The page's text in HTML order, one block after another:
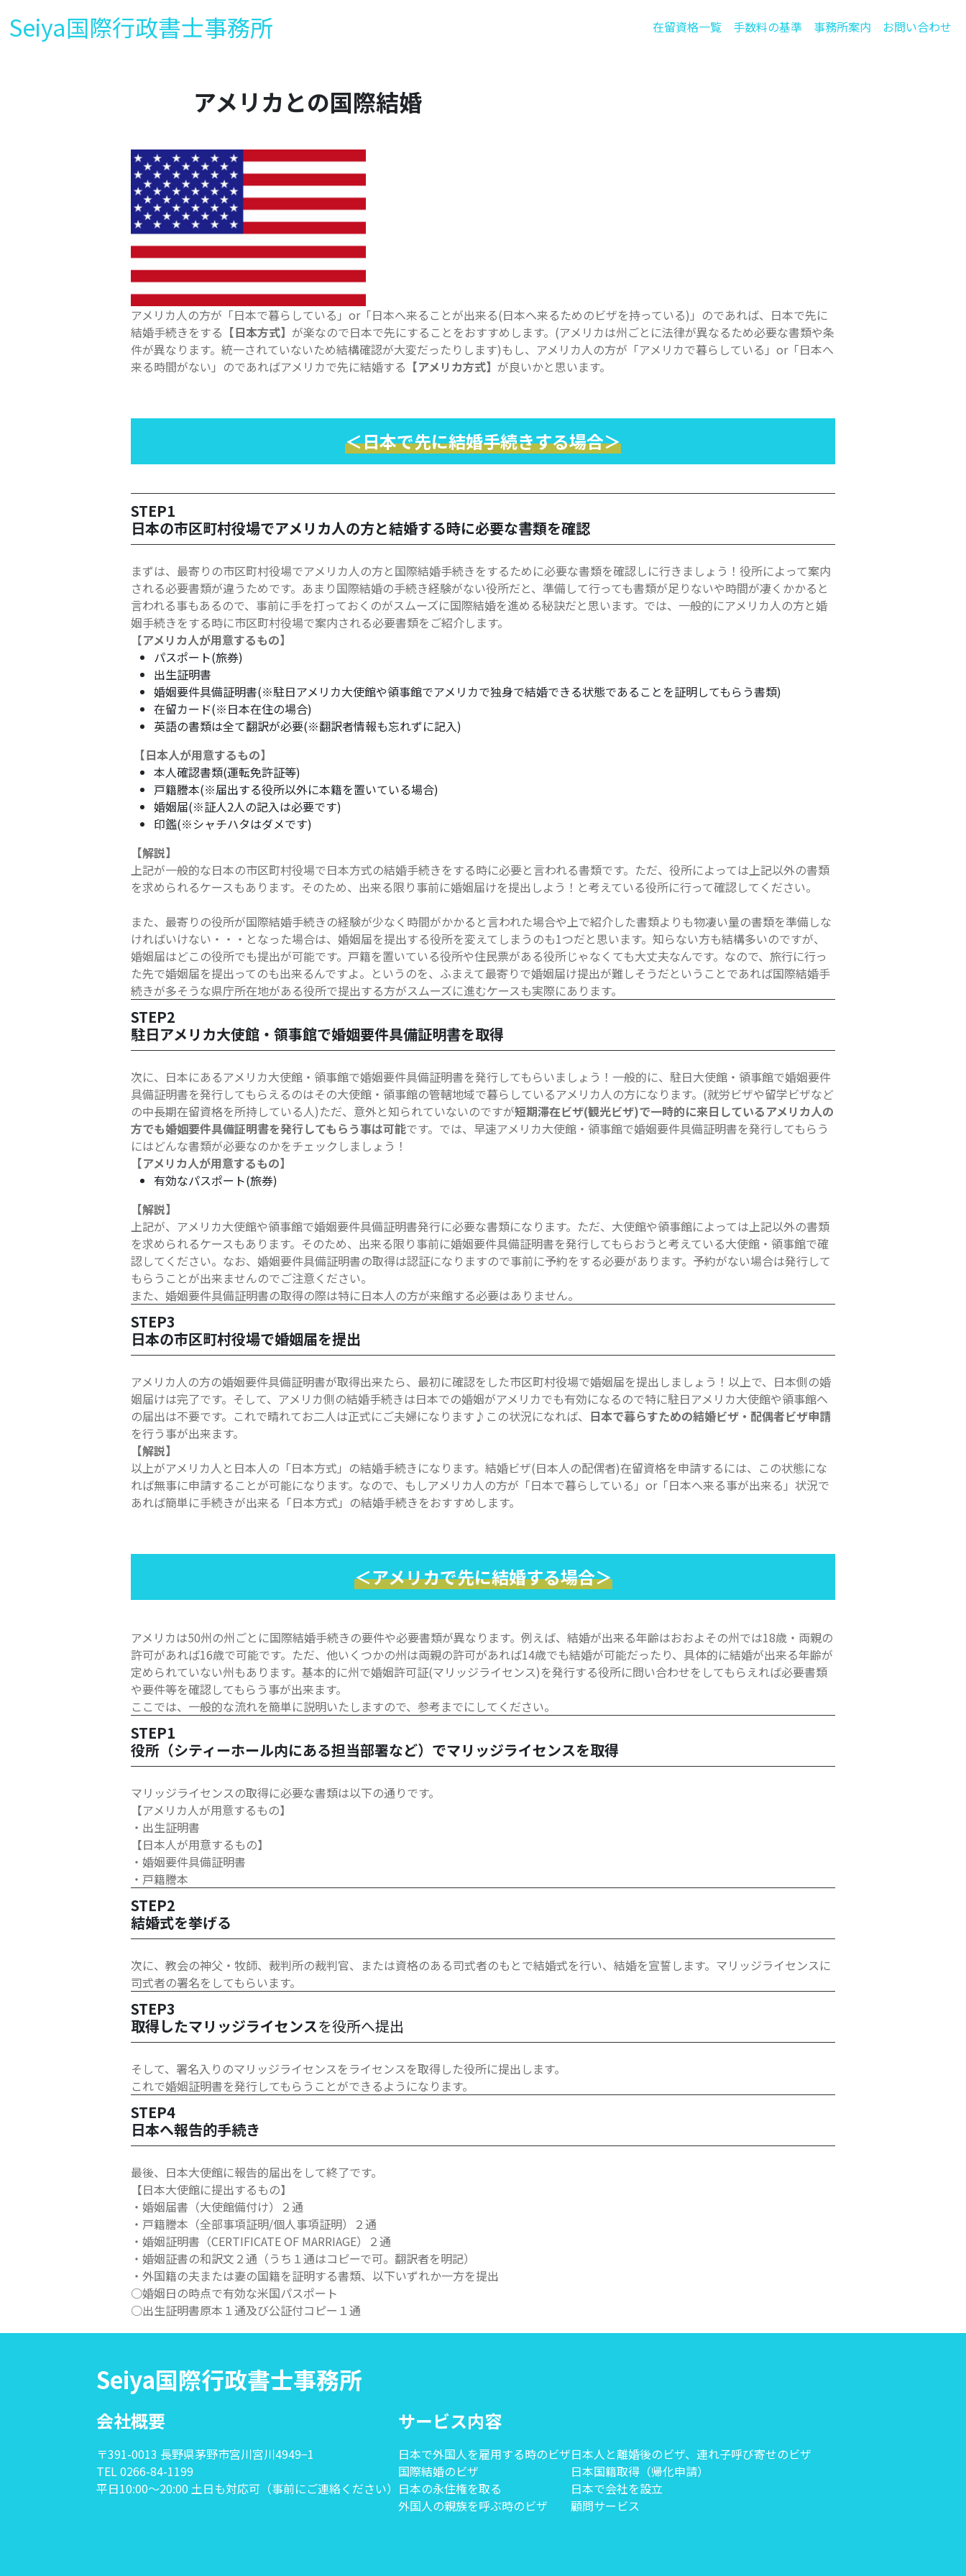
Seiya国際行政書士事務所 在留資格一覧 手数料の基準 事務所案内 お問い合わせ
アメリカとの国際結婚
アメリカ人の方が「日本で暮らしている」or「日本へ来ることが出来る(日本へ来るためのビザを持っている)」のであれば、日本で先に
結婚手続きをする 【日本方式】 が楽なので日本で先にすることをおすすめします。(アメリカは州ごとに法律が異なるため必要な書類や条
件が異なります。統一されていないため結構確認が大変だったりします)もし、アメリカ人の方が「アメリカで暮らしている」or「日本へ
来る時間がない」のであればアメリカで先に結婚する 【アメリカ方式】 が良いかと思います。
＜日本で先に結婚手続きする場合＞
STEP1
日本の市区町村役場でアメリカ人の方と結婚する時に必要な書類を確認
まずは、最寄りの市区町村役場でアメリカ人の方と国際結婚手続きをするために必要な書類を確認しに行きましょう！役所によって案内
される必要書類が違うためです。あまり国際結婚の手続き経験がない役所だと、準備して行っても書類が足りないや時間が凄くかかると
言われる事もあるので、事前に手を打っておくのがスムーズに国際結婚を進める秘訣だと思います。では、一般的にアメリカ人の方と婚
姻手続きをする時に市区町村役場で案内される必要書類をご紹介します。
【アメリカ人が用意するもの】
パスポート(旅券)
出生証明書
婚姻要件具備証明書(※駐日アメリカ大使館や領事館でアメリカで独身で結婚できる状態であることを証明してもらう書類)
在留カード(※日本在住の場合)
英語の書類は全て翻訳が必要(※翻訳者情報も忘れずに記入)
【日本人が用意するもの】
本人確認書類(運転免許証等)
戸籍謄本(※届出する役所以外に本籍を置いている場合)
婚姻届(※証人2人の記入は必要です)
印鑑(※シャチハタはダメです)
【解説】
上記が一般的な日本の市区町村役場で日本方式の結婚手続きをする時に必要と言われる書類です。ただ、役所によっては上記以外の書類
を求められるケースもあります。そのため、出来る限り事前に婚姻届けを提出しよう！と考えている役所に行って確認してください。
また、最寄りの役所が国際結婚手続きの経験が少なく時間がかかると言われた場合や上で紹介した書類よりも物凄い量の書類を準備しな
ければいけない・・・となった場合は、婚姻届を提出する役所を変えてしまうのも1つだと思います。知らない方も結構多いのですが、
婚姻届はどこの役所でも提出が可能です。戸籍を置いている役所や住民票がある役所じゃなくても大丈夫なんです。なので、旅行に行っ
た先で婚姻届を提出ってのも出来るんですよ。というのを、ふまえて最寄りで婚姻届け提出が難しそうだということであれば国際結婚手
続きが多そうな県庁所在地がある役所で提出する方がスムーズに進むケースも実際にあります。
STEP2
駐日アメリカ大使館・領事館で婚姻要件具備証明書を取得
次に、日本にあるアメリカ大使館・領事館で婚姻要件具備証明書を発行してもらいましょう！一般的に、駐日大使館・領事館で婚姻要件
具備証明書を発行してもらえるのはその大使館・領事館の管轄地域で暮らしているアメリカ人の方になります。(就労ビザや留学ビザなど
の中長期在留資格を所持している人)ただ、意外と知られていないのですが短期滞在ビザ(観光ビザ)で一時的に来日しているアメリカ人の
方でも婚姻要件具備証明書を発行してもらう事は可能です。では、早速アメリカ大使館・領事館で婚姻要件具備証明書を発行してもらう
にはどんな書類が必要なのかをチェックしましょう！
【アメリカ人が用意するもの】
有効なパスポート(旅券)
【解説】
上記が、アメリカ大使館や領事館で婚姻要件具備証明書発行に必要な書類になります。ただ、大使館や領事館によっては上記以外の書類
を求められるケースもあります。そのため、出来る限り事前に婚姻要件具備証明書を発行してもらおうと考えている大使館・領事館で確
認してください。なお、婚姻要件具備証明書の取得は認証になりますので事前に予約をする必要があります。予約がない場合は発行して
もらうことが出来ませんのでご注意ください。
また、婚姻要件具備証明書の取得の際は特に日本人の方が来館する必要はありません。
STEP3
日本の市区町村役場で婚姻届を提出
アメリカ人の方の婚姻要件具備証明書が取得出来たら、最初に確認をした市区町村役場で婚姻届を提出しましょう！以上で、日本側の婚
姻届けは完了です。そして、アメリカ側の結婚手続きは日本での婚姻がアメリカでも有効になるので特に駐日アメリカ大使館や領事館へ
の届出は不要です。これで晴れてお二人は正式にご夫婦になります♪この状況になれば、 日本で暮らすための結婚ビザ・配偶者ビザ申請
を行う事が出来ます。
【解説】
以上がアメリカ人と日本人の「日本方式」の結婚手続きになります。結婚ビザ(日本人の配偶者)在留資格を申請するには、この状態にな
れば無事に申請することが可能になります。なので、もしアメリカ人の方が「日本で暮らしている」or「日本へ来る事が出来る」状況で
あれば簡単に手続きが出来る「日本方式」の結婚手続きをおすすめします。
＜アメリカで先に結婚する場合＞
アメリカは50州の州ごとに国際結婚手続きの要件や必要書類が異なります。例えば、結婚が出来る年齢はおおよその州では18歳・両親の
許可があれば16歳で可能です。ただ、他いくつかの州は両親の許可があれば14歳でも結婚が可能だったり、具体的に結婚が出来る年齢が
定められていない州もあります。基本的に州で婚姻許可証(マリッジライセンス)を発行する役所に問い合わせをしてもらえれば必要書類
や要件等を確認してもらう事が出来ます。
ここでは、一般的な流れを簡単に説明いたしますので、参考までにしてください。
STEP1
役所（シティーホール内にある担当部署など）でマリッジライセンスを取得
マリッジライセンスの取得に必要な書類は以下の通りです。
【アメリカ人が用意するもの】
・出生証明書
【日本人が用意するもの】
・婚姻要件具備証明書
・戸籍謄本
STEP2
結婚式を挙げる
次に、教会の神父・牧師、裁判所の裁判官、または資格のある司式者のもとで結婚式を行い、結婚を宣誓します。マリッジライセンスに
司式者の署名をしてもらいます。
STEP3
取得したマリッジライセンスを役所へ提出
そして、署名入りのマリッジライセンスをライセンスを取得した役所に提出します。
これで婚姻証明書を発行してもらうことができるようになります。
STEP4
日本へ報告的手続き
最後、日本大使館に報告的届出をして終了です。
【日本大使館に提出するもの】
・婚姻届書（大使館備付け）２通
・戸籍謄本（全部事項証明/個人事項証明）２通
・婚姻証明書（CERTIFICATE OF MARRIAGE）２通
・婚姻証書の和訳文２通（うち１通はコピーで可。翻訳者を明記）
・外国籍の夫または妻の国籍を証明する書類、以下いずれか一方を提出
○婚姻日の時点で有効な米国パスポート
○出生証明書原本１通及び公証付コピー１通
Seiya国際行政書士事務所
会社概要
〒391-0013 長野県茅野市宮川宮川4949−1
TEL 0266-84-1199
平日10:00〜20:00 土日も対応可（事前にご連絡ください）
サービス内容
日本で外国人を雇用する時のビザ
国際結婚のビザ
日本の永住権を取る
外国人の親族を呼ぶ時のビザ
日本人と離婚後のビザ、連れ子呼び寄せのビザ
日本国籍取得（帰化申請）
日本で会社を設立
顧問サービス